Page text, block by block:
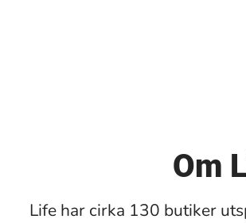
Om
Life har cirka 130 butiker